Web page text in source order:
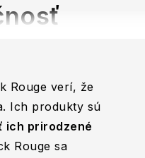
Rouge verí, že
Ich produkty sú
ich prirodzené
Rouge sa